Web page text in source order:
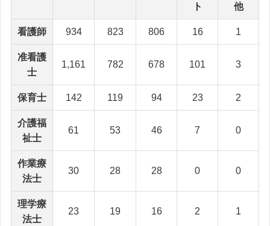
ト
他
看護師 934 823 806 16 1
准看護
士
1,161 782 678 101 3
保育士 142 119 94 23 2
介護福
祉士
61 53 46 7 0
作業療
法士
30 28 28 0 0
理学療
法士
23 19 16 2 1